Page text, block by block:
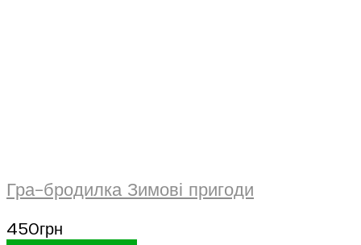
Гра-бродилка Зимові пригоди
450грн